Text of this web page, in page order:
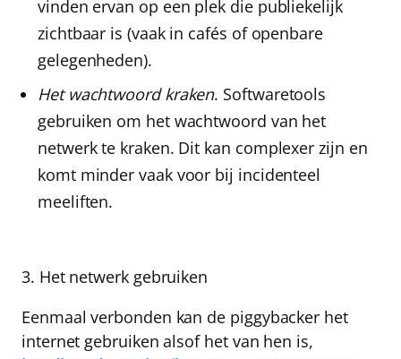
vinden ervan op een plek die publiekelijk
zichtbaar is (vaak in cafés of openbare
gelegenheden).
Het wachtwoord kraken. Softwaretools
gebruiken om het wachtwoord van het
netwerk te kraken. Dit kan complexer zijn en
komt minder vaak voor bij incidenteel
meeliften.
3. Het netwerk gebruiken
Eenmaal verbonden kan de piggybacker het
internet gebruiken alsof het van hen is,